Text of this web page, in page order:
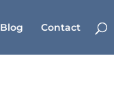
Blog Contact